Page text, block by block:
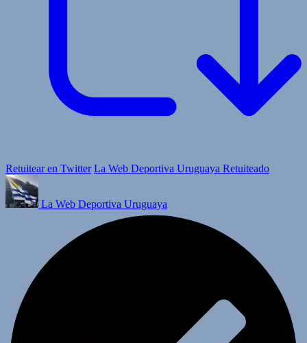
Retuitear en Twitter La Web Deportiva Uruguaya Retuiteado
La Web Deportiva Uruguaya